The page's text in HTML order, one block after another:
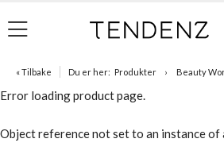
« Tilbake Du er her: Produkter Beauty
Error loading product page.
Object reference not set to an instance of